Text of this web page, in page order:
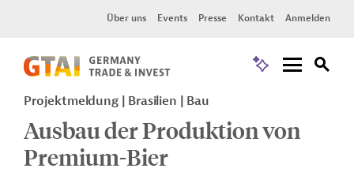
Über uns Events Presse Kontakt Anmelden
Projektmeldung Brasilien Bau
Ausbau der Produktion von
Premium-Bier